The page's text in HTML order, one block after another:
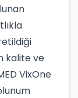
kalite ve
VixOne